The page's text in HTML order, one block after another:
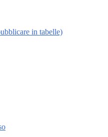
in tabelle)